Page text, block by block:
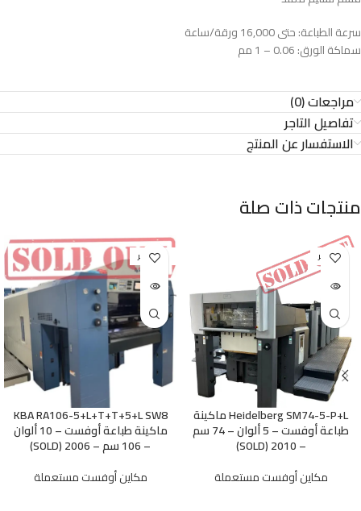
سرعة الطباعة: حتى 16,000 ورقة/ساعة
سماكة الورق: 0.06 – 1 مم
مراجعات (0)
تفاصيل التاجر
الاستفسار عن المنتج
منتجات ذات صلة
غير متوفر
Heidelberg SM74-5-P+L ماكينة
طباعة أوفست – 5 ألوان – 74 سم
– 2010 (SOLD)
مكاين أوفست مستعملة
غير متوفر
KBA RA106-5+L+T+T+5+L SW8
ماكينة طباعة أوفست – 10 ألوان
– 106 سم – 2006 (SOLD)
مكاين أوفست مستعملة